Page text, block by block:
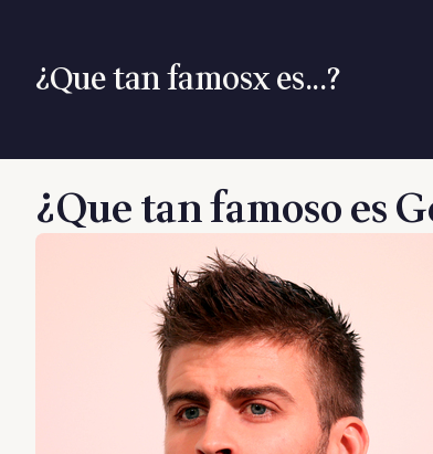
¿Que tan famosx es...?
¿Que tan famoso es